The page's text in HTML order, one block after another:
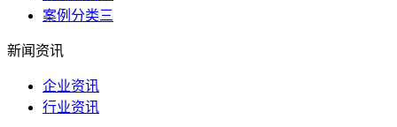
案例分类三
新闻资讯
企业资讯
行业资讯